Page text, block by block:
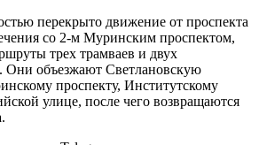
перекрыто движение от проспекта
со 2-м Муринским проспектом,
трех трамваев и двух
объезжают Светлановскую
проспекту, Институтскому
улице, после чего возвращаются